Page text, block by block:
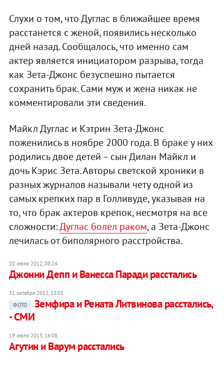
Слухи о том, что Дуглас в ближайшее время
расстанется с женой, появились несколько
дней назад. Сообщалось, что именно сам
актер является инициатором разрыва, тогда
как Зета-Джонс безуспешно пытается
сохранить брак. Сами муж и жена никак не
комментировали эти сведения.
Майкл Дуглас и Кэтрин Зета-Джонс
поженились в ноябре 2000 года. В браке у них
родились двое детей – сын Дилан Майкл и
дочь Кэрис Зета. Авторы светской хроники в
разных журналов называли чету одной из
самых крепких пар в Голливуде, указывая на
то, что брак актеров крепок, несмотря на все
сложности:Дуглас болел раком, а Зета-Джонс
лечилась от биполярного расстройства.
20 июня 2012, 08:24
Джонни Депп и Ванесса Паради расстались
31 октября 2012, 13:05
ФОТО
Земфира и Рената Литвинова расстались,
- СМИ
19 июля 2013, 16:08
Агутин и Варум расстались